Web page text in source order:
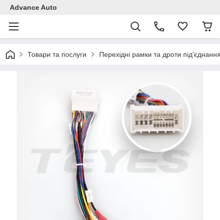
Advance Auto
Товари та послуги Перехідні рамки та дроти